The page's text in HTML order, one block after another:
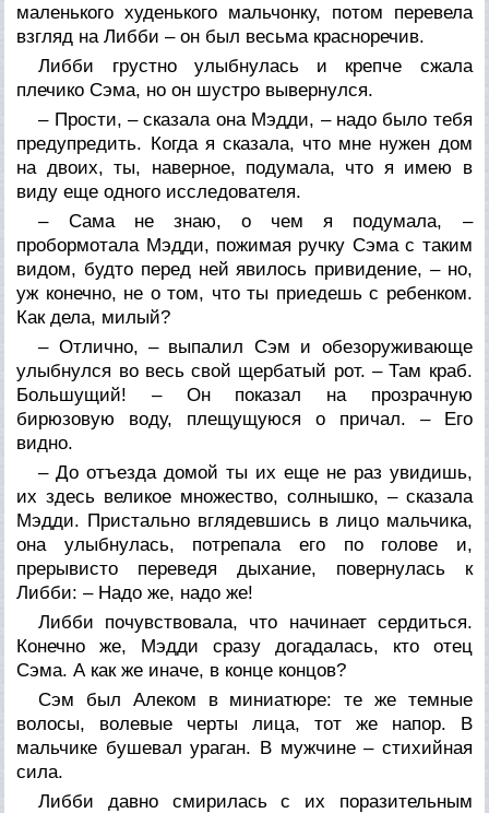
маленького худенького мальчонку, потом перевела
взгляд на Либби – он был весьма красноречив.
Либби грустно улыбнулась и крепче сжала
плечико Сэма, но он шустро вывернулся.
– Прости, – сказала она Мэдди, – надо было тебя
предупредить. Когда я сказала, что мне нужен дом
на двоих, ты, наверное, подумала, что я имею в
виду еще одного исследователя.
– Сама не знаю, о чем я подумала, –
пробормотала Мэдди, пожимая ручку Сэма с таким
видом, будто перед ней явилось привидение, – но,
уж конечно, не о том, что ты приедешь с ребенком.
Как дела, милый?
– Отлично, – выпалил Сэм и обезоруживающе
улыбнулся во весь свой щербатый рот. – Там краб.
Большущий! – Он показал на прозрачную
бирюзовую воду, плещущуюся о причал. – Его
видно.
– До отъезда домой ты их еще не раз увидишь,
их здесь великое множество, солнышко, – сказала
Мэдди. Пристально вглядевшись в лицо мальчика,
она улыбнулась, потрепала его по голове и,
прерывисто переведя дыхание, повернулась к
Либби: – Надо же, надо же!
Либби почувствовала, что начинает сердиться.
Конечно же, Мэдди сразу догадалась, кто отец
Сэма. А как же иначе, в конце концов?
Сэм был Алеком в миниатюре: те же темные
волосы, волевые черты лица, тот же напор. В
мальчике бушевал ураган. В мужчине – стихийная
сила.
Либби давно смирилась с их поразительным